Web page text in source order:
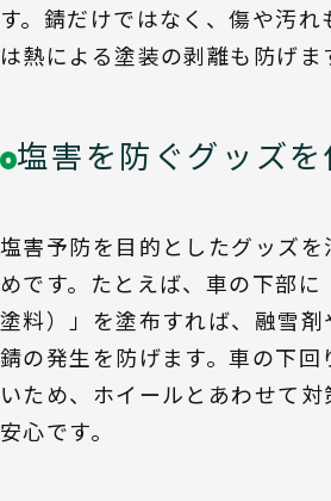
す。錆だけではなく、傷や汚れ
は熱による塗装の剥離も防げま
塩害を防ぐグッズを
塩害予防を目的としたグッズ
めです。たとえば、車の下部
塗料）」を塗布すれば、融雪剤
錆の発生を防げます。車の下
いため、ホイールとあわせて対
安心です。